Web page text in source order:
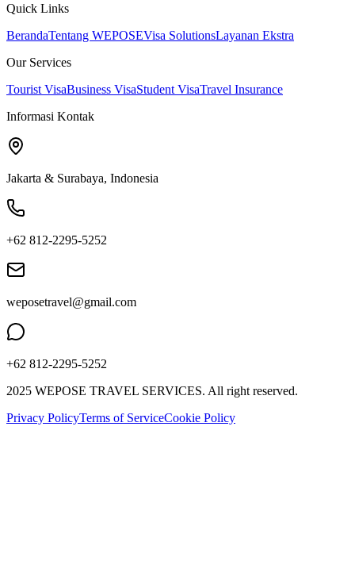
Quick Links
BerandaTentang WEPOSEVisa SolutionsLayanan Ekstra
Our Services
Tourist VisaBusiness VisaStudent VisaTravel Insurance
Informasi Kontak
Jakarta & Surabaya, Indonesia
+62 812-2295-5252
weposetravel@gmail.com
+62 812-2295-5252
2025 WEPOSE TRAVEL SERVICES. All right reserved.
Privacy PolicyTerms of ServiceCookie Policy